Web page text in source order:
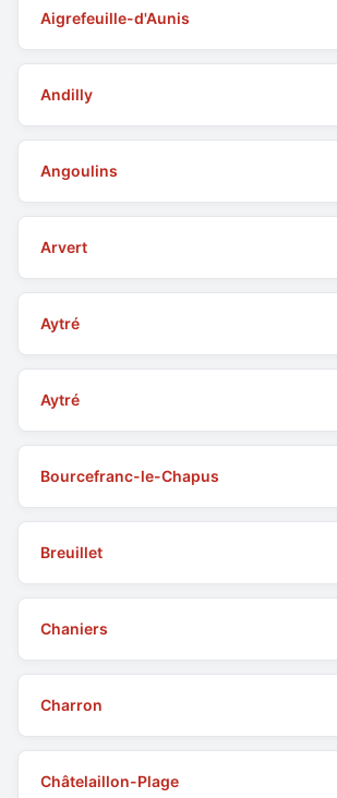
Aigrefeuille-d'Aunis
Andilly
Angoulins
Arvert
Aytré
Aytré
Bourcefranc-le-Chapus
Breuillet
Chaniers
Charron
Châtelaillon-Plage